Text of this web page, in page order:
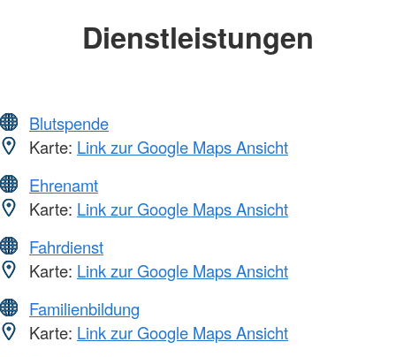
Dienstleistungen
Blutspende
Karte: Link zur Google Maps Ansicht
Ehrenamt
Karte: Link zur Google Maps Ansicht
Fahrdienst
Karte: Link zur Google Maps Ansicht
Familienbildung
Karte: Link zur Google Maps Ansicht